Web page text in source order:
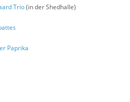
Trio(in der Shedhalle)
Paprika